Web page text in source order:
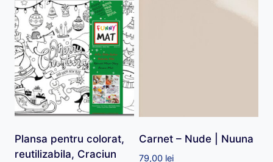
Plansa pentru colorat,
reutilizabila, Craciun
Carnet – Nude | Nuuna
79,00 lei